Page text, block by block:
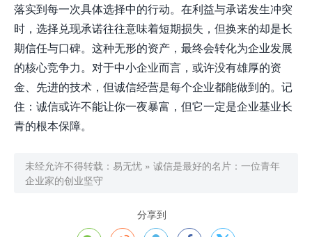
落实到每一次具体选择中的行动。在利益与承诺发生冲突
时，选择兑现承诺往往意味着短期损失，但换来的却是长
期信任与口碑。这种无形的资产，最终会转化为企业发展
的核心竞争力。对于中小企业而言，或许没有雄厚的资
金、先进的技术，但诚信经营是每个企业都能做到的。记
住：诚信或许不能让你一夜暴富，但它一定是企业基业长
青的根本保障。
未经允许不得转载： 易无忧 » 诚信是最好的名片：一位青年
企业家的创业坚守
分享到